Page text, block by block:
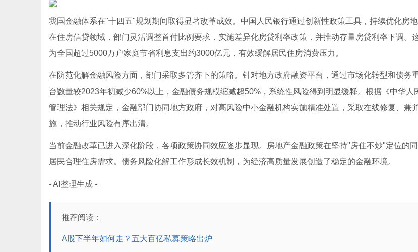
我国金融体系在"十四五"规划期间取得显著改革成效。中国人民银行通过创新性政策工具，持续优化房地
在住房信贷领域，部门灵活调整首付比例要求，实施差异化房贷利率政策，并推动存量房贷利率下调。
为全国超过5000万户家庭节省利息支出约3000亿元，有效缓解居民住房消费压力。
在防范化解金融风险方面，部门采取多管齐下的策略。针对地方政府融资平台，通过市场化转型和债务
台数量较2023年初减少60%以上，金融债务规模缩减超50%，系统性风险得到明显缓释。根据《中华人
管理法》相关规定，金融部门协同地方政府，对高风险中小金融机构实施精准处置，采取在线修复、兼
施，推动行业风险有序出清。
当前金融改革已进入深化阶段，各项政策协同效应逐步显现。房地产金融政策在坚持"房住不炒"定位的
居民合理住房需求。债务风险化解工作形成长效机制，为经济高质量发展创造了稳定的金融环境。
- AI整理生成 -
推荐阅读：
A股下半年如何走？五大百亿私募策略出炉